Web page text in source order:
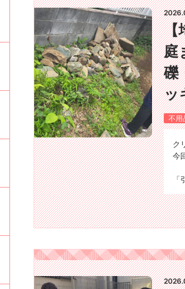
【
庭
礫
ッ
不用
ク
今